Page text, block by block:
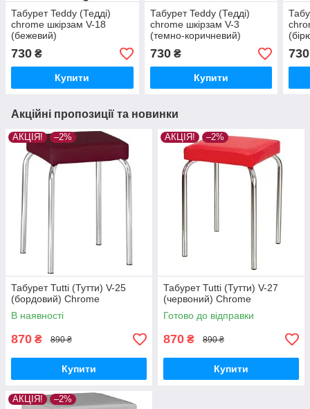
Табурет Teddy (Тедді)
chrome шкірзам V-18
(бежевий)
730 ₴
Купити
Табурет Teddy (Тедді)
chrome шкірзам V-3
(темно-коричневий)
730₴
Купити
730
Акційні пропозиції та новинки
АКЦІЯ! –2%
Табурет Tutti (Тутти) V-25
(бордовий) Chrome
В наявності
870 ₴ 890 ₴
Купити
АКЦІЯ! –2%
Табурет Tutti (Тутти) V-27
(червоний) Chrome
Готово до відправки
870 ₴ 890 ₴
Купити
АКЦІЯ! –2%